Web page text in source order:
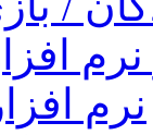
نرم